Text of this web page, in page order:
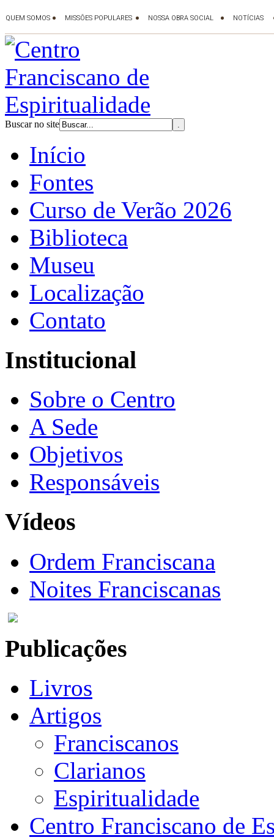
Buscar no site
Início
Fontes
Curso de Verão 2026
Biblioteca
Museu
Localização
Contato
Institucional
Sobre o Centro
A Sede
Objetivos
Responsáveis
Vídeos
Ordem Franciscana
Noites Franciscanas
Publicações
Livros
Artigos
Franciscanos
Clarianos
Espiritualidade
Centro Franciscano de